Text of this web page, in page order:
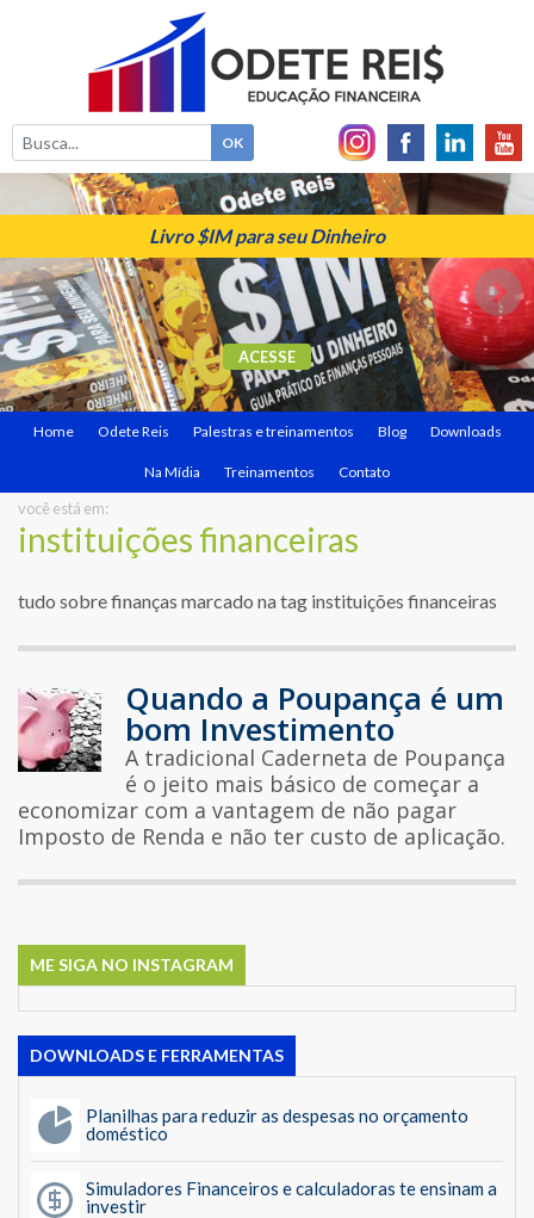
Livro $IM para seu Dinheiro
ACESSE
Home Odete Reis Palestras e treinamentos Blog Downloads
Na Mídia Treinamentos Contato
você está em:
instituições financeiras
tudo sobre finanças marcado na tag instituições financeiras
Quando a Poupança é um
bom Investimento
A tradicional Caderneta de Poupança
é o jeito mais básico de começar a
economizar com a vantagem de não pagar
Imposto de Renda e não ter custo de aplicação.
ME SIGA NO INSTAGRAM
DOWNLOADS E FERRAMENTAS
Planilhas para reduzir as despesas no orçamento
doméstico
Simuladores Financeiros e calculadoras te ensinam a
investir